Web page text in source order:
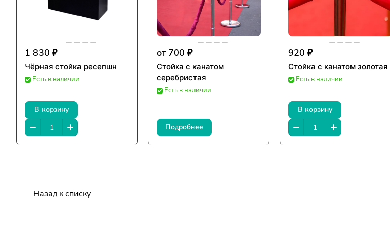
1 830 ₽
Чёрная стойка ресепшн
Есть в наличии
В корзину
от 700 ₽
Стойка с канатом
серебристая
Есть в наличии
Подробнее
920 ₽
Стойка с канатом золотая
Есть в наличии
В корзину
Назад к списку